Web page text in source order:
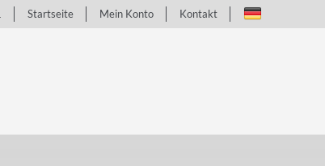
Startseite Mein Konto Kontakt